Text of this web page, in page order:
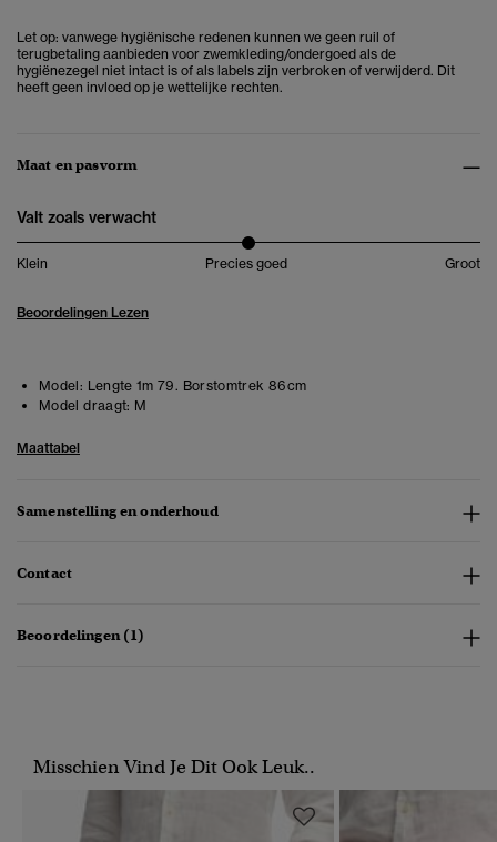
Let op: vanwege hygiënische redenen kunnen we geen ruil of
terugbetaling aanbieden voor zwemkleding/ondergoed als de
hygiënezegel niet intact is of als labels zijn verbroken of verwijderd. Dit
heeft geen invloed op je wettelijke rechten.
Maat en pasvorm
Valt zoals verwacht
Klein Precies goed Groot
Beoordelingen Lezen
Model: Lengte 1m 79. Borstomtrek 86cm
Model draagt: M
Maattabel
Samenstelling en onderhoud
Contact
Beoordelingen (1)
Misschien Vind Je Dit Ook Leuk..